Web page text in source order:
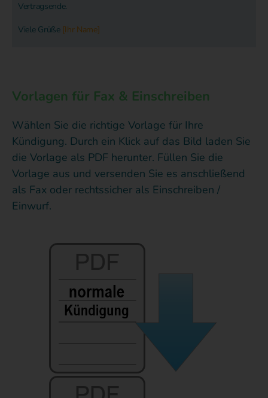
Vertragsende.
Viele Grüße [Ihr Name]
Vorlagen für Fax & Einschreiben
Wählen Sie die richtige Vorlage für Ihre
Kündigung. Durch ein Klick auf das Bild laden Sie
die Vorlage als PDF herunter. Füllen Sie die
Vorlage aus und versenden Sie es anschließend
als Fax oder rechtssicher als Einschreiben /
Einwurf.